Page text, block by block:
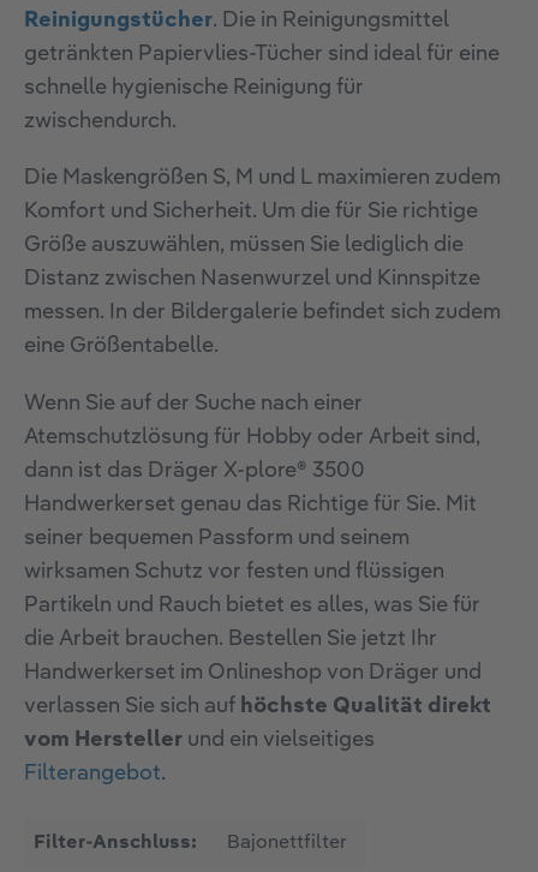
Reinigungstücher. Die in Reinigungsmittel
getränkten Papiervlies-Tücher sind ideal für eine
schnelle hygienische Reinigung für
zwischendurch.
Die Maskengrößen S, M und L maximieren zudem
Komfort und Sicherheit. Um die für Sie richtige
Größe auszuwählen, müssen Sie lediglich die
Distanz zwischen Nasenwurzel und Kinnspitze
messen. In der Bildergalerie befindet sich zudem
eine Größentabelle.
Wenn Sie auf der Suche nach einer
Atemschutzlösung für Hobby oder Arbeit sind,
dann ist das Dräger X-plore® 3500
Handwerkerset genau das Richtige für Sie. Mit
seiner bequemen Passform und seinem
wirksamen Schutz vor festen und flüssigen
Partikeln und Rauch bietet es alles, was Sie für
die Arbeit brauchen. Bestellen Sie jetzt Ihr
Handwerkerset im Onlineshop von Dräger und
verlassen Sie sich auf höchste Qualität direkt
vom Hersteller und ein vielseitiges
Filterangebot.
Filter-Anschluss: Bajonettfilter